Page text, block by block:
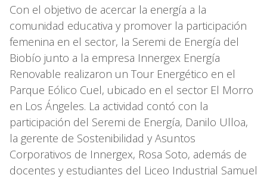
Con el objetivo de acercar la energía a la
comunidad educativa y promover la participación
femenina en el sector, la Seremi de Energía del
Biobío junto a la empresa Innergex Energía
Renovable realizaron un Tour Energético en el
Parque Eólico Cuel, ubicado en el sector El Morro
en Los Ángeles. La actividad contó con la
participación del Seremi de Energía, Danilo Ulloa,
la gerente de Sostenibilidad y Asuntos
Corporativos de Innergex, Rosa Soto, además de
docentes y estudiantes del Liceo Industrial Samuel